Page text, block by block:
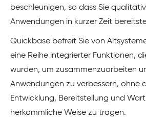
beschleunigen, so dass Sie
Anwendungen in kurzer Zeit
Quickbase befreit Sie von
eine Reihe integrierter Funktionen,
wurden, um zusammenzuarbeiten
Anwendungen zu verbessern, ohne
Entwicklung, Bereitstellung und
herkömmliche Weise zu tragen.